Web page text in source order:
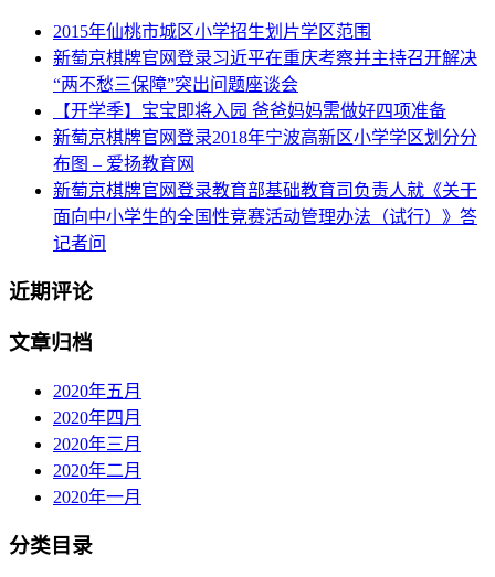
2015年仙桃市城区小学招生划片学区范围
新萄京棋牌官网登录习近平在重庆考察并主持召开解决
“两不愁三保障”突出问题座谈会
【开学季】宝宝即将入园 爸爸妈妈需做好四项准备
新萄京棋牌官网登录2018年宁波高新区小学学区划分分
布图 – 爱扬教育网
新萄京棋牌官网登录教育部基础教育司负责人就《关于
面向中小学生的全国性竞赛活动管理办法（试行）》答
记者问
近期评论
文章归档
2020年五月
2020年四月
2020年三月
2020年二月
2020年一月
分类目录